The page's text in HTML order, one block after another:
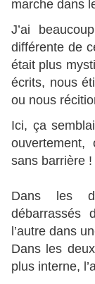
marche dans
J’ai
différente de
était plus
écrits, nous
ou nous
Ici, ça
sans barrière !
Dans les
débarrassés
l’autre dans
Dans les
plus interne,